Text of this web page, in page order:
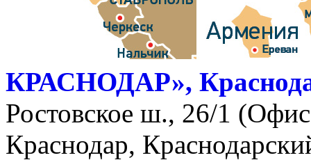
КРАСНОДАР»,
Ростовское ш., 26/1
Краснодар,